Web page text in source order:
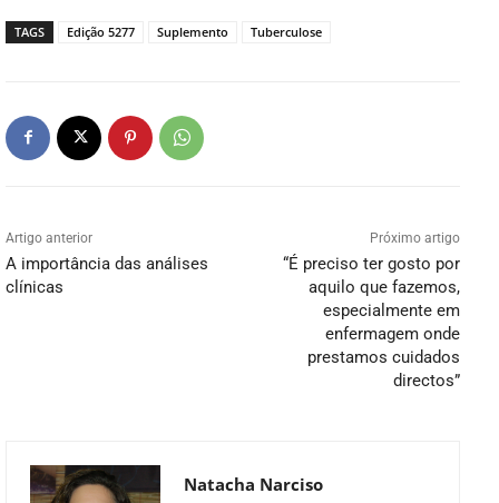
TAGS Edição 5277 Suplemento Tuberculose
Artigo anterior
A importância das análises
clínicas
Próximo artigo
“É preciso ter gosto por
aquilo que fazemos,
especialmente em
enfermagem onde
prestamos cuidados
directos”
Natacha Narciso